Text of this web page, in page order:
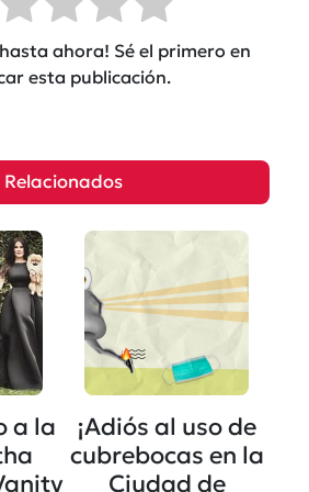
ahora! Sé el primero en
esta publicación.
Relacionados
a la
¡Adiós al uso de
cubrebocas en la
Ciudad de